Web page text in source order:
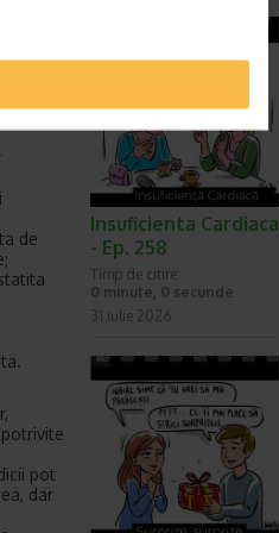
de
pot
dar
Insuficienta Cardiaca
- Ep. 258
Timp de citire:
0 minute, 0 secunde
31 iulie 2026